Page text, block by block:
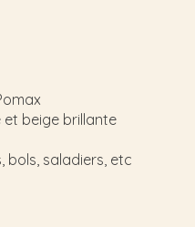
et beige brillante
bols, saladiers, etc